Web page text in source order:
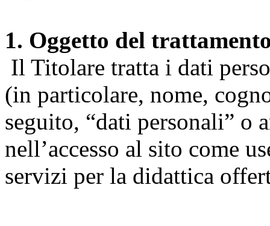
1. Oggetto del
Il Titolare tratta i dati
(in particolare, nome,
seguito, “dati personali” o
nell’accesso al sito come
servizi per la didattica